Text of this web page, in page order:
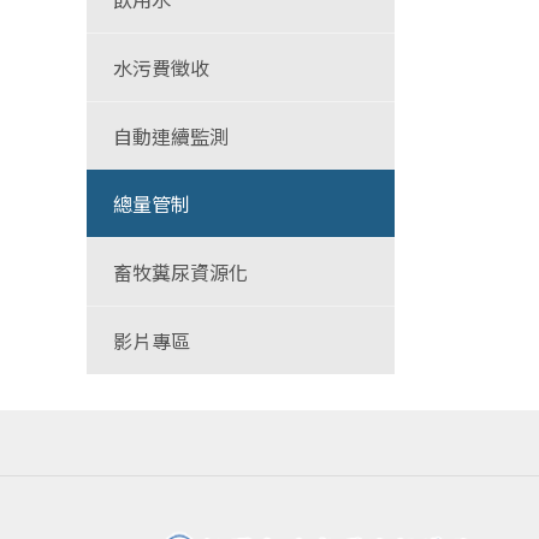
水污費徵收
自動連續監測
總量管制
畜牧糞尿資源化
影片專區